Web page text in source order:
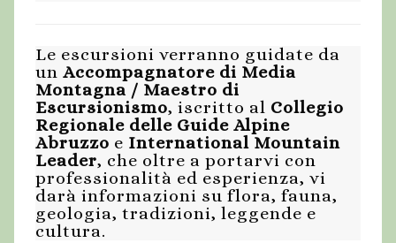
Le escursioni verranno guidate da
un Accompagnatore di Media
Montagna / Maestro di
Escursionismo, iscritto al Collegio
Regionale delle Guide Alpine
Abruzzo e International Mountain
Leader, che oltre a portarvi con
professionalità ed esperienza, vi
darà informazioni su flora, fauna,
geologia, tradizioni, leggende e
cultura.